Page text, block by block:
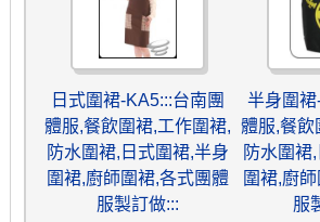
日式圍裙-KA5:::台南團
體服,餐飲圍裙,工作圍裙,
防水圍裙,日式圍裙,半身
圍裙,廚師圍裙,各式團體
服製訂做:::
半身圍裙
體服,餐飲
防水圍裙
圍裙,廚
服